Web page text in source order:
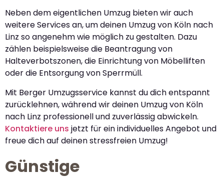
Neben dem eigentlichen Umzug bieten wir auch
weitere Services an, um deinen Umzug von Köln nach
Linz so angenehm wie möglich zu gestalten. Dazu
zählen beispielsweise die Beantragung von
Halteverbotszonen, die Einrichtung von Möbelliften
oder die Entsorgung von Sperrmüll.
Mit Berger Umzugsservice kannst du dich entspannt
zurücklehnen, während wir deinen Umzug von Köln
nach Linz professionell und zuverlässig abwickeln.
Kontaktiere uns jetzt für ein individuelles Angebot und
freue dich auf deinen stressfreien Umzug!
Günstige